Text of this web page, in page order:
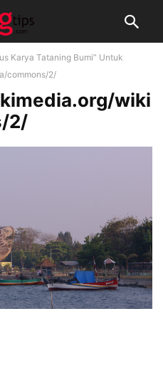
Karya Tataning Bumi” Untuk
commons/2/
wiki
2/